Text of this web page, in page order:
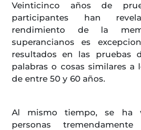
Veinticinco años de
participantes han
rendimiento de la
superancianos es
resultados en las pruebas
palabras o cosas similares a
de entre 50 y 60 años.
Al mismo tiempo, se ha
personas